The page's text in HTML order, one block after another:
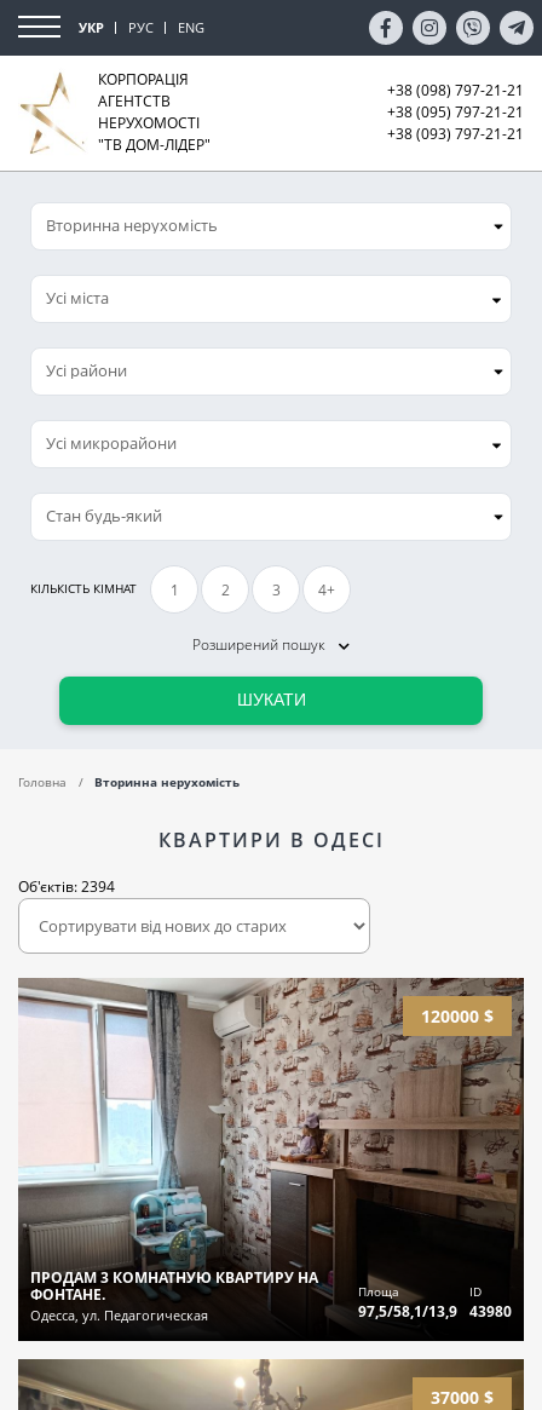
УКР РУС ENG
КОРПОРАЦІЯ
АГЕНТСТВ
НЕРУХОМОСТІ
"ТВ ДОМ-ЛІДЕР"
+38 (098) 797-21-21
+38 (095) 797-21-21
+38 (093) 797-21-21
Усі міста
Усі микрорайони
КІЛЬКІСТЬ КІМНАТ 1 2 3 4+
Розширений пошук
ШУКАТИ
Головна Вторинна нерухомість
КВАРТИРИ В ОДЕСІ
Об'єктів: 2394
120000 $
ПРОДАМ 3 КОМНАТНУЮ КВАРТИРУ НА
ФОНТАНЕ.
Одесса, ул. Педагогическая
Площа
97,5/58,1/13,9
ID
43980
37000 $